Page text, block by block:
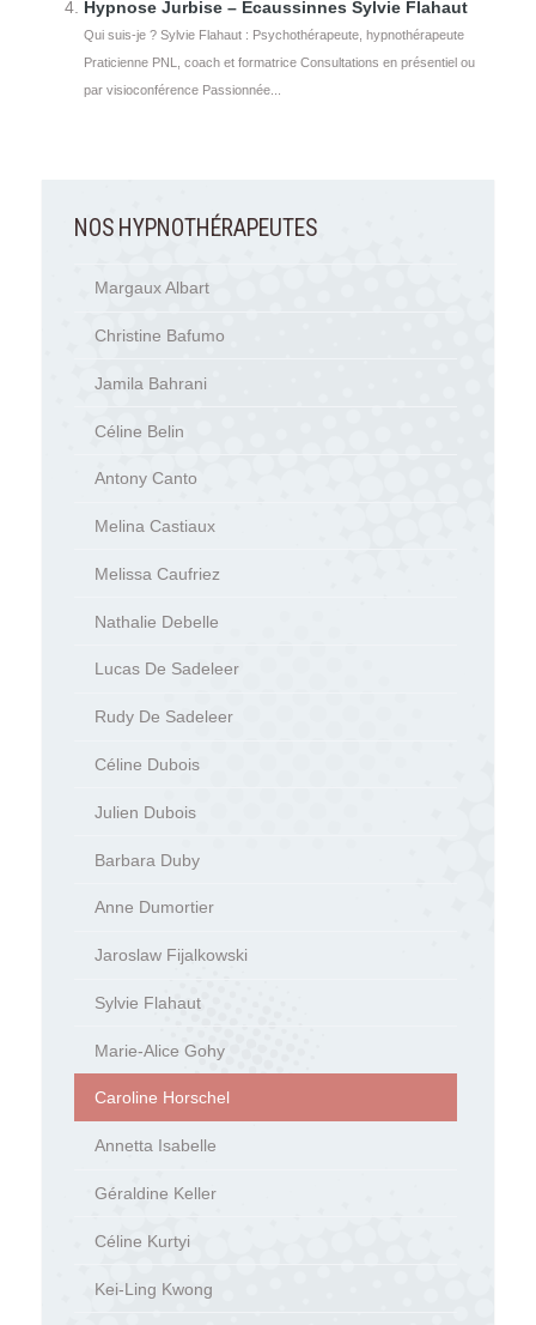
Hypnose Jurbise – Écaussinnes Sylvie Flahaut
Qui suis-je ? Sylvie Flahaut : Psychothérapeute, hypnothérapeute
Praticienne PNL, coach et formatrice Consultations en présentiel ou
par visioconférence Passionnée...
NOS HYPNOTHÉRAPEUTES
Margaux Albart
Christine Bafumo
Jamila Bahrani
Céline Belin
Antony Canto
Melina Castiaux
Melissa Caufriez
Nathalie Debelle
Lucas De Sadeleer
Rudy De Sadeleer
Céline Dubois
Julien Dubois
Barbara Duby
Anne Dumortier
Jaroslaw Fijalkowski
Sylvie Flahaut
Marie-Alice Gohy
Caroline Horschel
Annetta Isabelle
Géraldine Keller
Céline Kurtyi
Kei-Ling Kwong